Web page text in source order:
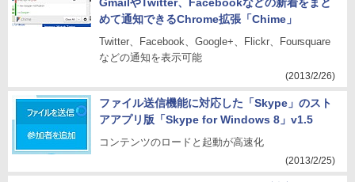
めて通知できるChrome拡張「Chime」
Twitter、Facebook、Google+、Flickr、Foursquare
などの通知を表示可能
(2013/2/26)
ファイル送信機能に対応した「Skype」のスト
アアプリ版「Skype for Windows 8」v1.5
コンテンツのロードと起動が高速化
(2013/2/25)